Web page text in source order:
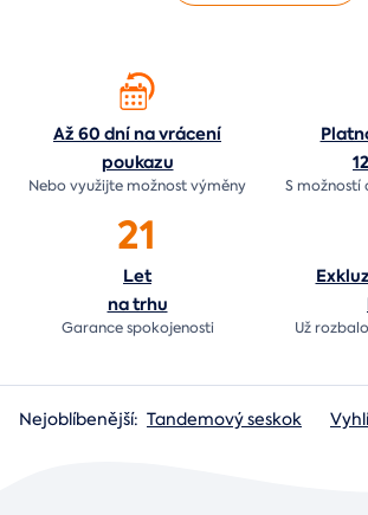
Až 60 dní na vrácení
poukazu
Nebo využijte možnost výměny S možností
21
Let
na trhu
Garance spokojenosti Už
Nejoblíbenější: Tandemový seskok